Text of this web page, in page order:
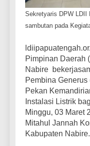
Sekretyaris DPW LDII
sambutan pada
Pimpinan Daerah
Nabire
Pembina
Pekan
Instalasi Listrik
Minggu, 03 Maret
Mitahul Jannah
Kabupaten Nabire.